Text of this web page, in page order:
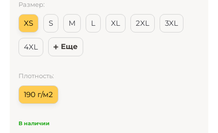
Размер:
XS S M L XL 2XL 3XL
4XL Еще
Плотность:
190 г/м2
В наличии